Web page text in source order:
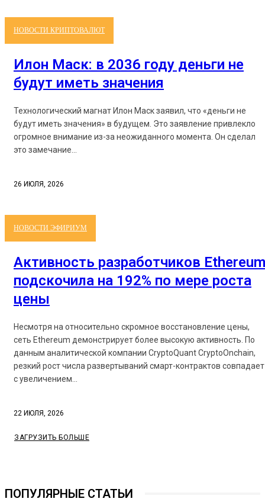
НОВОСТИ КРИПТОВАЛЮТ
Илон Маск: в 2036 году деньги не
будут иметь значения
Технологический магнат Илон Маск заявил, что «деньги не
будут иметь значения» в будущем. Это заявление привлекло
огромное внимание из-за неожиданного момента. Он сделал
это замечание...
26 ИЮЛЯ, 2026
НОВОСТИ ЭФИРИУМ
Активность разработчиков Ethereum
подскочила на 192% по мере роста
цены
Несмотря на относительно скромное восстановление цены,
сеть Ethereum демонстрирует более высокую активность. По
данным аналитической компании CryptoQuant CryptoOnchain,
резкий рост числа развертываний смарт-контрактов совпадает
с увеличением...
22 ИЮЛЯ, 2026
ЗАГРУЗИТЬ БОЛЬШЕ
ПОПУЛЯРНЫЕ СТАТЬИ